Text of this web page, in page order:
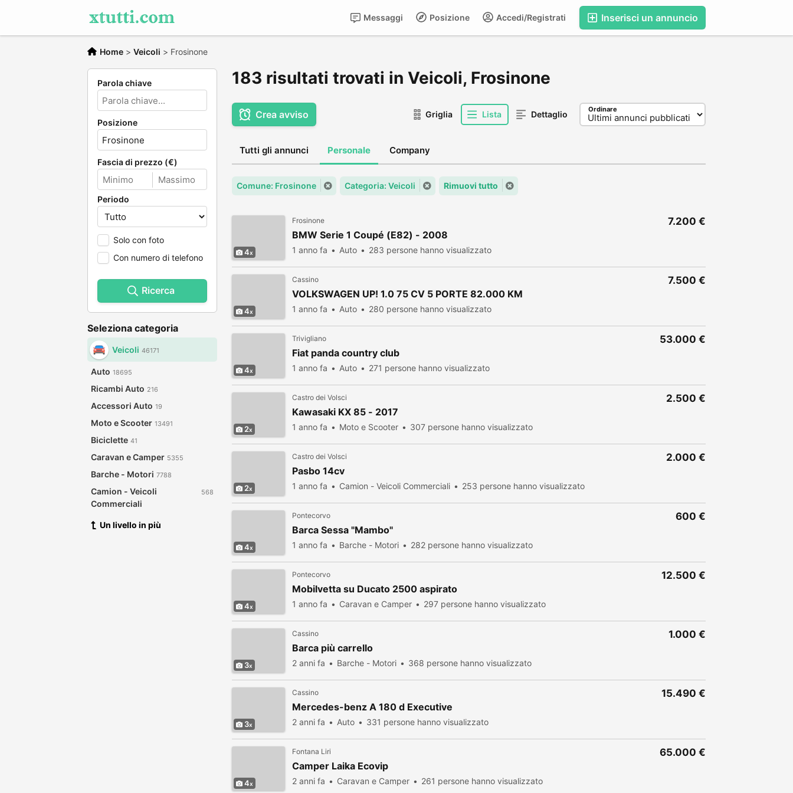
Inserisci un annuncio
Accedi/Registrati
Posizione
Messaggi
Home > Veicoli > Frosinone
Parola chiave
Posizione
Fascia di prezzo (€)
Periodo
Solo con foto
Con numero di telefono
Ricerca
Seleziona categoria
Veicoli 46171
Auto 18695
Ricambi Auto 216
Accessori Auto 19
Moto e Scooter 13491
Biciclette 41
Caravan e Camper 5355
Barche - Motori 7788
Camion - Veicoli
Commerciali
568
Un livello in più
183 risultati trovati in Veicoli, Frosinone
Crea avviso Griglia Lista Dettaglio Ordinare
Tutti gli annunci Personale Company
Comune: Frosinone Categoria: Veicoli Rimuovi tutto
4
Frosinone
BMW Serie 1 Coupé (E82) - 2008
1 anno fa Auto 283 persone hanno visualizzato
7.200 €
4
Cassino
VOLKSWAGEN UP! 1.0 75 CV 5 PORTE 82.000 KM
1 anno fa Auto 280 persone hanno visualizzato
7.500 €
4
Trivigliano
Fiat panda country club
1 anno fa Auto 271 persone hanno visualizzato
53.000 €
2
Castro dei Volsci
Kawasaki KX 85 - 2017
1 anno fa Moto e Scooter 307 persone hanno visualizzato
2.500 €
2
Castro dei Volsci
Pasbo 14cv
1 anno fa Camion - Veicoli Commerciali 253 persone hanno visualizzato
2.000 €
4
Pontecorvo
Barca Sessa "Mambo"
1 anno fa Barche - Motori 282 persone hanno visualizzato
600 €
4
Pontecorvo
Mobilvetta su Ducato 2500 aspirato
1 anno fa Caravan e Camper 297 persone hanno visualizzato
12.500 €
3
Cassino
Barca più carrello
2 anni fa Barche - Motori 368 persone hanno visualizzato
1.000 €
3
Cassino
Mercedes-benz A 180 d Executive
2 anni fa Auto 331 persone hanno visualizzato
15.490 €
4
Fontana Liri
Camper Laika Ecovip
2 anni fa Caravan e Camper 261 persone hanno visualizzato
65.000 €